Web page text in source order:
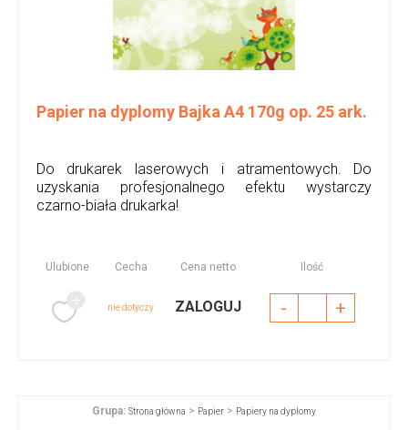
Papier na dyplomy Bajka A4 170g op. 25 ark.
Do drukarek laserowych i atramentowych. Do
uzyskania profesjonalnego efektu wystarczy
czarno-biała drukarka!
Ulubione Cecha Cena netto Ilość
nie dotyczy ZALOGUJ - +
Grupa: Strona główna > Papier > Papiery na dyplomy